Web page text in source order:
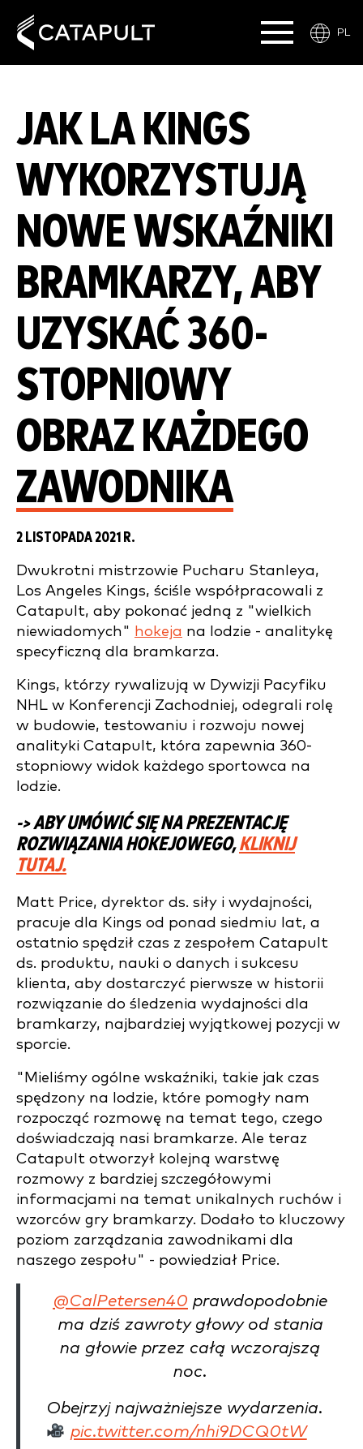
PL
JAK LA KINGS
WYKORZYSTUJĄ
NOWE WSKAŹNIKI
BRAMKARZY, ABY
UZYSKAĆ 360-
STOPNIOWY
OBRAZ KAŻDEGO
ZAWODNIKA
2 LISTOPADA 2021 R.
Dwukrotni mistrzowie Pucharu Stanleya,
Los Angeles Kings, ściśle współpracowali z
Catapult, aby pokonać jedną z "wielkich
niewiadomych" hokeja na lodzie - analitykę
specyficzną dla bramkarza.
Kings, którzy rywalizują w Dywizji Pacyfiku
NHL w Konferencji Zachodniej, odegrali rolę
w budowie, testowaniu i rozwoju nowej
analityki Catapult, która zapewnia 360-
stopniowy widok każdego sportowca na
lodzie.
-> ABY UMÓWIĆ SIĘ NA PREZENTACJĘ
ROZWIĄZANIA HOKEJOWEGO,KLIKNIJ
TUTAJ.
Matt Price, dyrektor ds. siły i wydajności,
pracuje dla Kings od ponad siedmiu lat, a
ostatnio spędził czas z zespołem Catapult
ds. produktu, nauki o danych i sukcesu
klienta, aby dostarczyć pierwsze w historii
rozwiązanie do śledzenia wydajności dla
bramkarzy, najbardziej wyjątkowej pozycji w
sporcie.
"Mieliśmy ogólne wskaźniki, takie jak czas
spędzony na lodzie, które pomogły nam
rozpocząć rozmowę na temat tego, czego
doświadczają nasi bramkarze. Ale teraz
Catapult otworzył kolejną warstwę
rozmowy z bardziej szczegółowymi
informacjami na temat unikalnych ruchów i
wzorców gry bramkarzy. Dodało to kluczowy
poziom zarządzania zawodnikami dla
naszego zespołu" - powiedział Price.
@CalPetersen40 prawdopodobnie
ma dziś zawroty głowy od stania
na głowie przez całą wczorajszą
noc.
Obejrzyj najważniejsze wydarzenia.
pic.twitter.com/nhi9DCQ0tW